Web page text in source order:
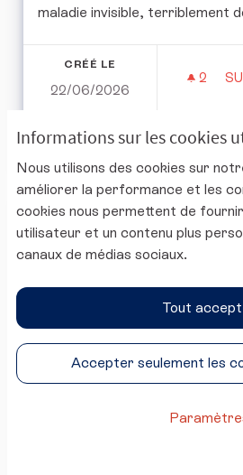
Informations sur les cookies
Nous utilisons des cookies sur
améliorer la performance et les
cookies nous permettent de
utilisateur et un contenu plus
canaux de médias sociaux.
Tout
Accepter seulement les
maladie invisible, terriblement
CRÉÉ LE
22/06/2026
2 2
2/150000signatures
Nous aussi nous
la loi Duplomb"
pas eu accès à la plateforme
l’Assembl...